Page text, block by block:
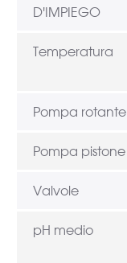
D'IMPIEGO
Temperatura
Pompa rotante
Pompa pistone
Valvole
pH medio